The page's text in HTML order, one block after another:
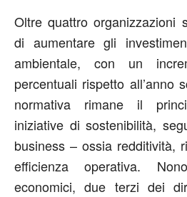
Oltre quattro organizzazioni
di aumentare gli
ambientale, con un
percentuali rispetto all’anno
normativa rimane il
iniziative di sostenibilità,
business – ossia redditività,
efficienza operativa.
economici, due terzi dei